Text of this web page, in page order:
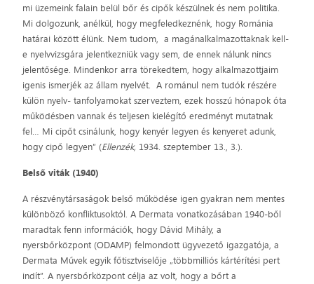
mi üzemeink falain belül bőr és cipők készülnek és nem politika.
Mi dolgozunk, anélkül, hogy megfeledkeznénk, hogy Románia
határai között élünk. Nem tudom, a magánalkalmazottaknak kell-
e nyelvvizsgára jelentkezniük vagy sem, de ennek nálunk nincs
jelentősége. Mindenkor arra törekedtem, hogy alkalmazottjaim
igenis ismerjék az állam nyelvét. A románul nem tudók részére
külön nyelv- tanfolyamokat szerveztem, ezek hosszú hónapok óta
működésben vannak és teljesen kielégítő eredményt mutatnak
fel… Mi cipőt csinálunk, hogy kenyér legyen és kenyeret adunk,
hogy cipő legyen” (Ellenzék, 1934. szeptember 13., 3.).
Belső viták (1940)
A részvénytársaságok belső működése igen gyakran nem mentes
különböző konfliktusoktól. A Dermata vonatkozásában 1940-ből
maradtak fenn információk, hogy Dávid Mihály, a
nyersbőrközpont (ODAMP) felmondott ügyvezető igazgatója, a
Dermata Művek egyik főtisztviselője „többmilliós kártérítési pert
indít”. A nyersbőrközpont célja az volt, hogy a bőrt a